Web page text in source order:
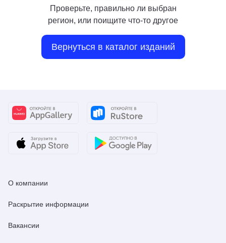
Проверьте, правильно ли выбран
регион, или поищите что-то другое
Вернуться в каталог изданий
О компании
Раскрытие информации
Вакансии